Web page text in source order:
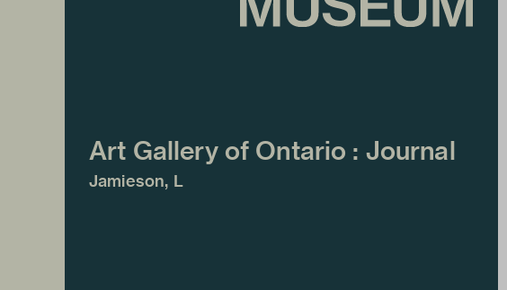
Art Gallery of Ontario : Journal
Jamieson, L